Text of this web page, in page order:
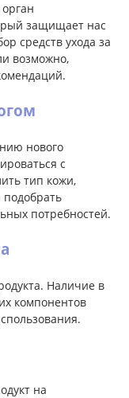
защищает нас
средств ухода за
возможно,
нового
с
тип кожи,
потребностей.
Наличие в
компонентов
на